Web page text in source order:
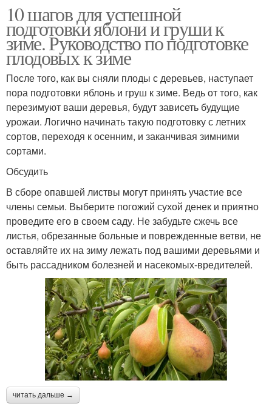
10 шагов для успешной
подготовки яблони и груши к
зиме. Руководство по подготовке
плодовых к зиме
После того, как вы сняли плоды с деревьев, наступает
пора подготовки яблонь и груш к зиме. Ведь от того, как
перезимуют ваши деревья, будут зависеть будущие
урожаи. Логично начинать такую подготовку с летних
сортов, переходя к осенним, и заканчивая зимними
сортами.
Обсудить
В сборе опавшей листвы могут принять участие все
члены семьи. Выберите погожий сухой денек и приятно
проведите его в своем саду. Не забудьте сжечь все
листья, обрезанные больные и поврежденные ветви, не
оставляйте их на зиму лежать под вашими деревьями и
быть рассадником болезней и насекомых-вредителей.
читать дальше →